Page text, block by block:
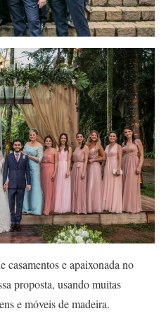
casamentos e apaixonada no
proposta, usando muitas
e móveis de madeira.